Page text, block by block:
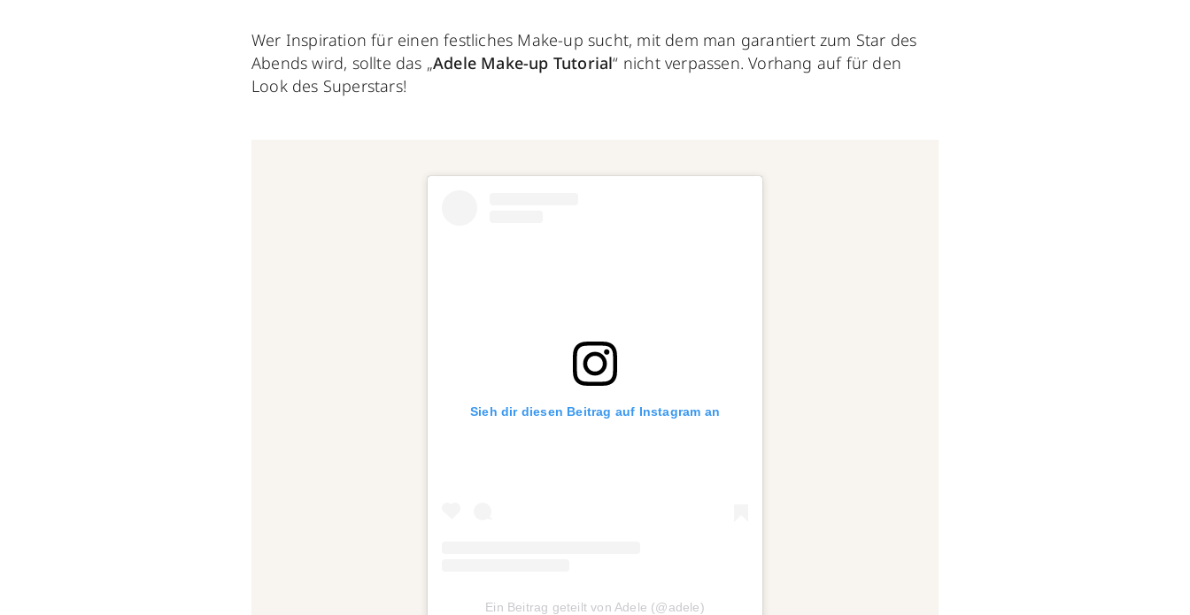
Wer Inspiration für einen festliches Make-up sucht, mit dem man garantiert zum Star des
Abends wird, sollte das „Adele Make-up Tutorial“ nicht verpassen. Vorhang auf für den
Look des Superstars!
Sieh dir diesen Beitrag auf Instagram an
Ein Beitrag geteilt von Adele (@adele)